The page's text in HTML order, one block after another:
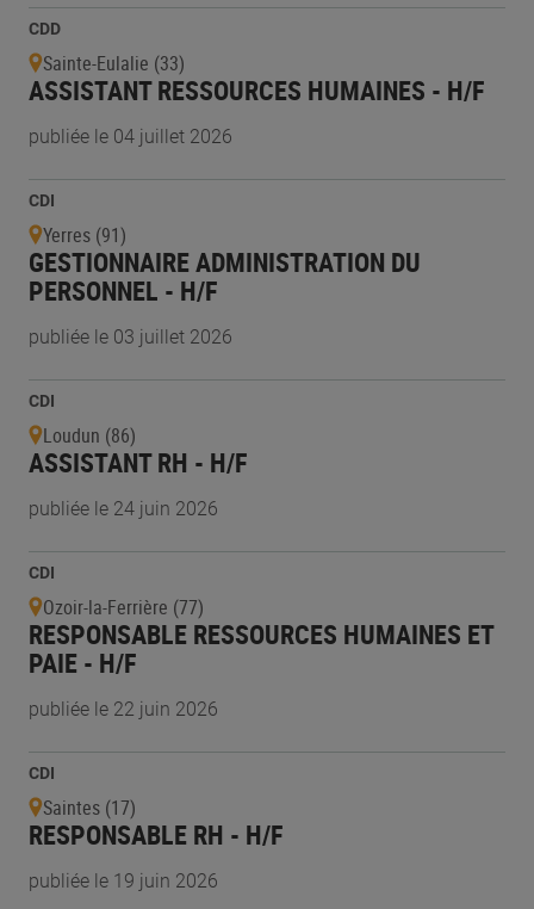
CDD
Sainte-Eulalie (33)
ASSISTANT RESSOURCES HUMAINES - H/F
publiée le 04 juillet 2026
CDI
Yerres (91)
GESTIONNAIRE ADMINISTRATION DU
PERSONNEL - H/F
publiée le 03 juillet 2026
CDI
Loudun (86)
ASSISTANT RH - H/F
publiée le 24 juin 2026
CDI
Ozoir-la-Ferrière (77)
RESPONSABLE RESSOURCES HUMAINES ET
PAIE - H/F
publiée le 22 juin 2026
CDI
Saintes (17)
RESPONSABLE RH - H/F
publiée le 19 juin 2026